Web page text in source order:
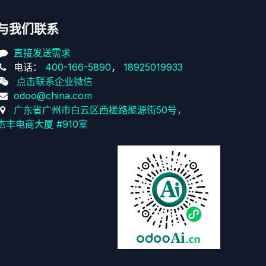
我们联系
直接发送需求
电话： 400-166-5890， 18925019933
点击联系企业微信
odoo@china.com
广东省广州市白云区西槎路聚源街50号，
丰电商大厦 #910室